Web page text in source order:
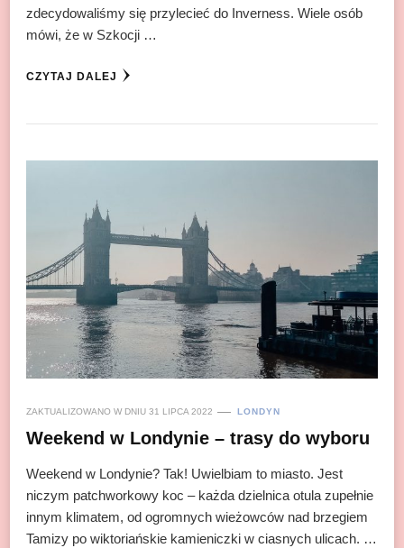
zdecydowaliśmy się przylecieć do Inverness. Wiele osób
mówi, że w Szkocji …
CZYTAJ DALEJ
ZAKTUALIZOWANO W DNIU 31 LIPCA 2022 LONDYN
Weekend w Londynie – trasy do wyboru
Weekend w Londynie? Tak! Uwielbiam to miasto. Jest
niczym patchworkowy koc – każda dzielnica otula zupełnie
innym klimatem, od ogromnych wieżowców nad brzegiem
Tamizy po wiktoriańskie kamieniczki w ciasnych ulicach. …